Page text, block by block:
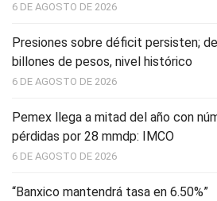
6 DE AGOSTO DE 2026
Presiones sobre déficit persisten;
billones de pesos, nivel histórico
6 DE AGOSTO DE 2026
Pemex llega a mitad del año con
pérdidas por 28 mmdp: IMCO
6 DE AGOSTO DE 2026
“Banxico mantendrá tasa en 6.50%”